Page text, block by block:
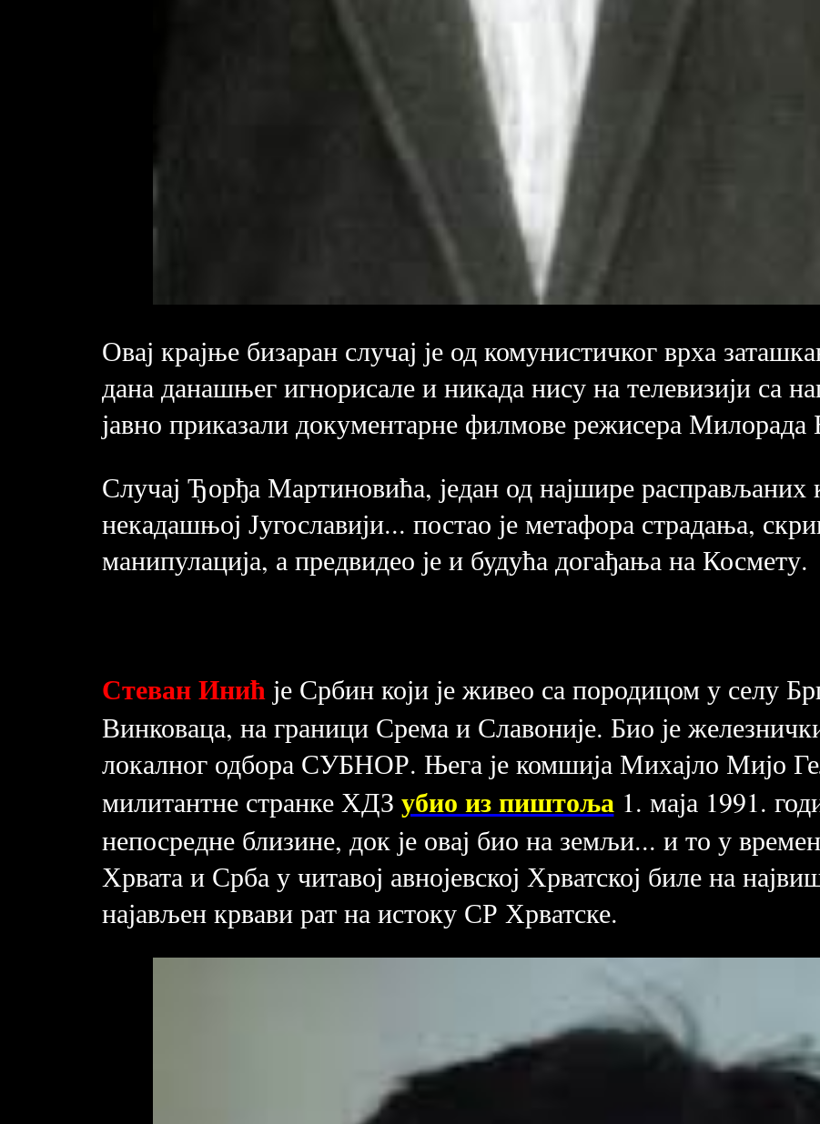
Овај крајње бизаран случај је од комунистичког врха
дана данашњег игнорисале и никада нису на телевизији са
јавно приказали документарне филмове режисера Милорада
Случај Ђорђа Мартиновића, један од најшире расправљаних
некадашњој Југославији... постао је метафора страдања,
манипулација, а предвидео је и будућа догађања на Космету.
Стеван Инић је Србин који је живео са породицом у селу
Винковаца, на граници Срема и Славоније. Био је
локалног одбора СУБНОР. Њега је комшија Михајло Мијо
милитантне странке ХДЗ убио из пиштоља 1. маја 1991.
непосредне близине, док је овај био на земљи... и то у
Хрвата и Срба у читавој авнојевској Хрватској биле на
најављен крвави рат на истоку СР Хрватске.